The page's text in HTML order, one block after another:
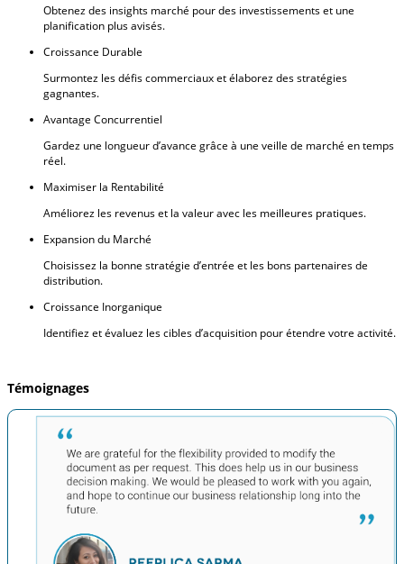
Obtenez des insights marché pour des investissements et une
planification plus avisés.
Croissance Durable
Surmontez les défis commerciaux et élaborez des stratégies
gagnantes.
Avantage Concurrentiel
Gardez une longueur d’avance grâce à une veille de marché en temps
réel.
Maximiser la Rentabilité
Améliorez les revenus et la valeur avec les meilleures pratiques.
Expansion du Marché
Choisissez la bonne stratégie d’entrée et les bons partenaires de
distribution.
Croissance Inorganique
Identifiez et évaluez les cibles d’acquisition pour étendre votre activité.
Témoignages